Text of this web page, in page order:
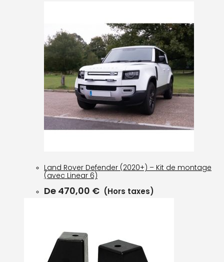
Land Rover Defender (2020+) – Kit de montage
(avec Linear 6)
De 470,00 € (Hors taxes)